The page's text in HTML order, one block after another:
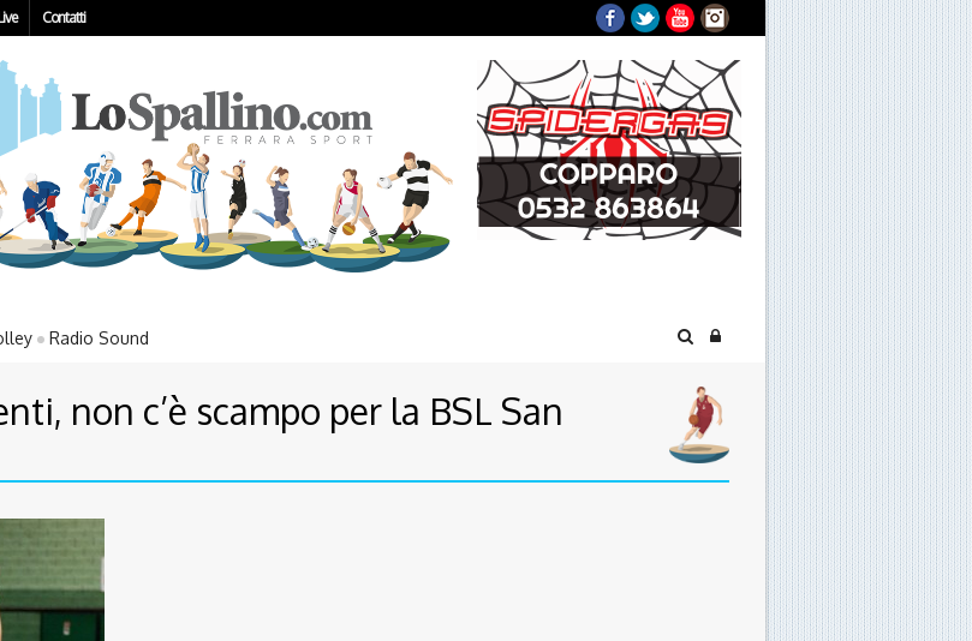
Contatti Facebook
TwitterYouTubeInstagram
Radio Sound
non c’è scampo per la BSL San